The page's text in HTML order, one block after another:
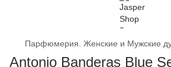
Парфюмерия. Женские и Мужские
Antonio Banderas Blue